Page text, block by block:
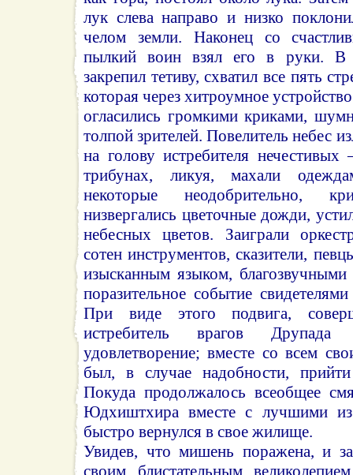
лук слева направо и низко
челом земли. Наконец со
пылкий воин взял его в руки. В
закрепил тетиву, схватил все пять
которая через хитроумное
огласились громкими криками,
толпой зрителей. Повелитель небес
на голову истребителя
трибунах, ликуя, махали
некоторые неодобрительно,
низвергались цветочные дожди,
небесных цветов. Заиграли
сотен инструментов, сказители,
изысканным языком, благозвучными
поразительное событие
При виде этого подвига,
истребитель врагов
удовлетворение; вместе со всем
был, в случае надобности,
Покуда продолжалось всеобщее
Юдхиштхира вместе с лучшими из
быстро вернулся в свое жилище.
Увидев, что мишень поражена, и
своим блистательным